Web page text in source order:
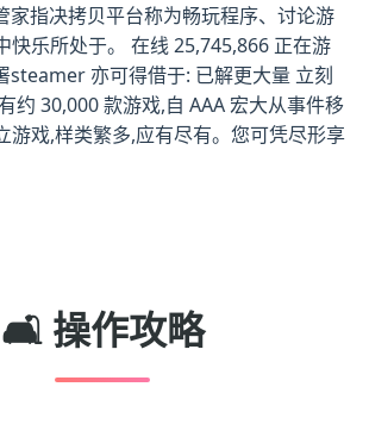
指决拷贝平台称为畅玩程序、讨论游
快乐所处于。 在线 25,745,866 正在游
steamer 亦可得借于: 已解更大量 立刻
约 30,000 款游戏,自 AAA 宏大从事件移
游戏,样类繁多,应有尽有。您可凭尽形享
🛋️ 操作攻略